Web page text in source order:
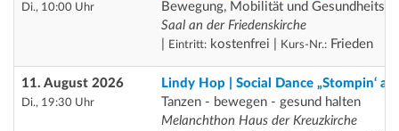
Di., 10:00 Uhr
Bewegung, Mobilität und
Saal an der Friedenskirche
Eintritt: kostenfrei | Kurs-Nr.: Frieden
11. August 2026
Di., 19:30 Uhr
Lindy Hop | Social Dance „Stompin‘ at
Tanzen - bewegen - gesund halten
Melanchthon Haus der Kreuzkirche